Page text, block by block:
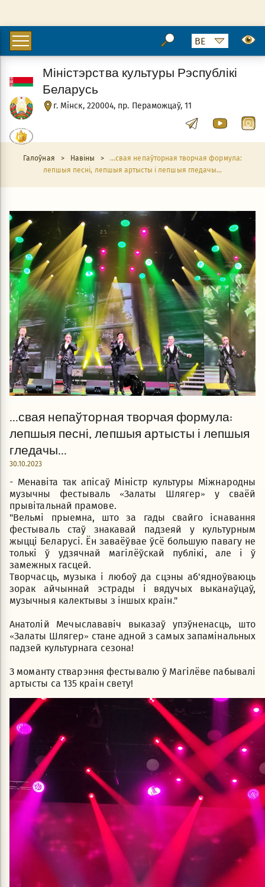
г. Мінск, 220004, пр. Пераможцаў, 11
Міністэрства культуры Рэспублікі
Беларусь
Галоўная > Навіны >
...свая непаўторная творчая формула:
лепшыя песні, лепшыя артысты і лепшыя гледачы...
...свая непаўторная творчая формула:
лепшыя песні, лепшыя артысты і лепшыя
гледачы...
30.10.2023
- Менавіта так апісаў Міністр культуры Міжнародны
музычны фестываль «Залаты Шлягер» у сваёй
прывітальнай прамове.
"Вельмі прыемна, што за гады свайго існавання
фестываль стаў знакавай падзеяй у культурным
жыцці Беларусі. Ён заваёўвае ўсё большую павагу не
толькі ў удзячнай магілёўскай публікі, але і ў
замежных гасцей.
Творчасць, музыка і любоў да сцэны аб'ядноўваюць
зорак айчыннай эстрады і вядучых выканаўцаў,
музычныя калектывы з іншых краін."
Анатолій Мечыслававіч выказаў упэўненасць, што
«Залаты Шлягер» стане адной з самых запамінальных
падзей культурнага сезона!
З моманту стварэння фестывалю ў Магілёве пабывалі
артысты са 135 краін свету!